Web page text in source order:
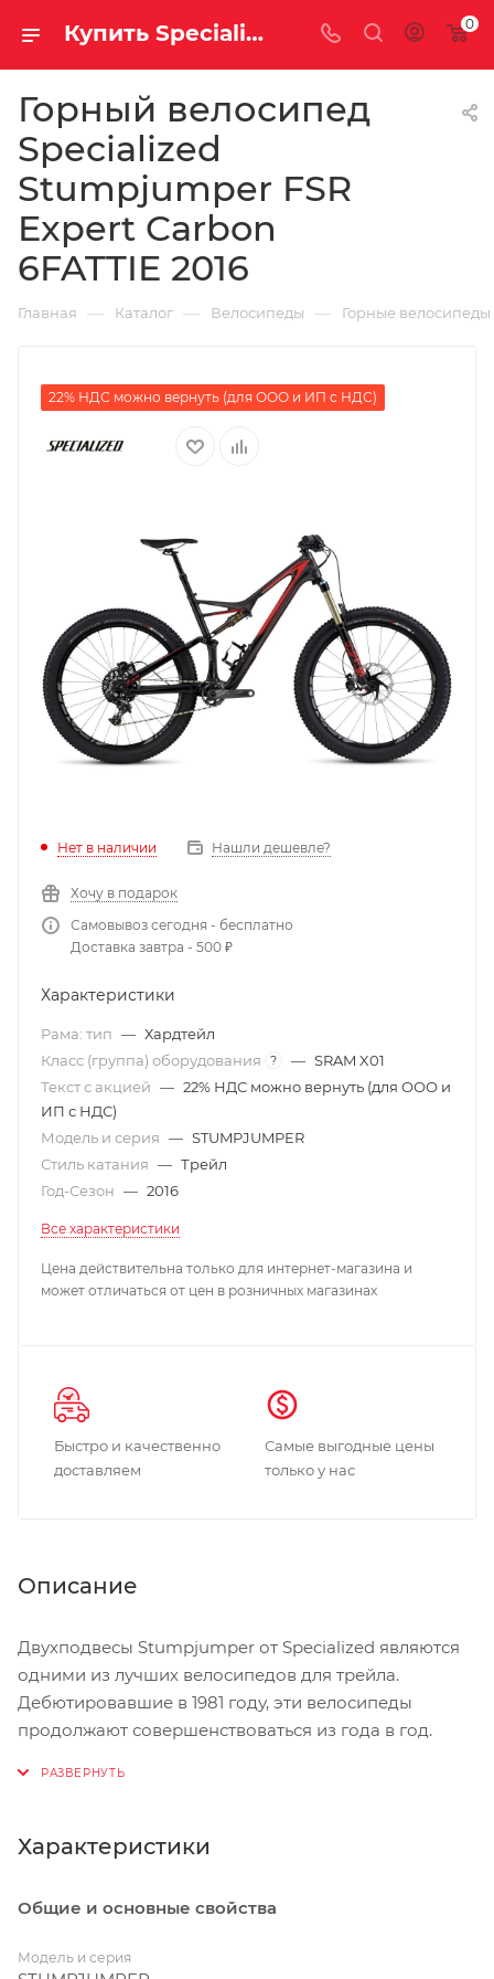
Купить Specialized Stumpjumper FSR Expert Carbon 6FATTIE 2016 за рублей, а со скидкой 0
Горный велосипед
Specialized
Stumpjumper FSR
Expert Carbon
6FATTIE 2016
Главная — Каталог — Велосипеды — Горные велосипеды
22% НДС можно вернуть (для ООО и ИП с НДС)
Нет в наличии Нашли дешевле?
Хочу в подарок
Самовывоз сегодня - бесплатно
Доставка завтра - 500 ₽
Характеристики
Рама: тип — Хардтейл
Класс (группа) оборудования
? — SRAM X01
Текст с акцией — 22% НДС можно вернуть (для ООО и
ИП с НДС)
Модель и серия — STUMPJUMPER
Стиль катания — Трейл
Год-Сезон — 2016
Все характеристики
Цена действительна только для интернет-магазина и
может отличаться от цен в розничных магазинах
Быстро и качественно
доставляем
Самые выгодные цены
только у нас
Описание
Двухподвесы Stumpjumper от Specialized являются
одними из лучших велосипедов для трейла.
Дебютировавшие в 1981 году, эти велосипеды
продолжают совершенствоваться из года в год.
29'', 650b или 6Fattie, короткие перья и пожирающая
эффективного и самого контролируемого
трейлового велосипеда в истории. Эти велосипеды
Характеристики
Общие и основные свойства
Модель и серия